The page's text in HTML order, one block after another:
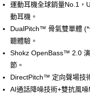
ATM付款
運送方式
付款後全家取貨
免運費
付款後7-11取貨
運動耳機全球銷量No.1，
動耳機。
DualPitch™ 骨氣雙單體
聽體驗。
Shokz OpenBass™ 2.0
節。
DirectPitch™ 定向聲場技
AI通話降噪技術+雙抗風